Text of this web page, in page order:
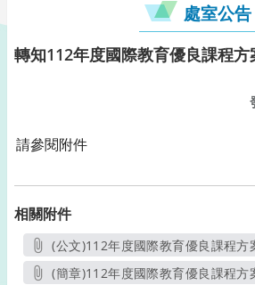
處室公告
轉知112年度國際教育優良課程
請參閱附件
相關附件
(公文)112年度國際教育優良課程
另開新視窗
(簡章)112年度國際教育優良課程